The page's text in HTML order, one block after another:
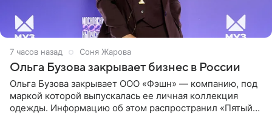
7 часов назад Соня Жарова
Ольга Бузова закрывает бизнес в России
Ольга Бузова закрывает ООО «Фэшн» — компанию, под
маркой которой выпускалась ее личная коллекция
одежды. Информацию об этом распространил «Пятый